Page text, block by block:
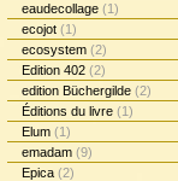
eaudecollage (1)
ecojot (1)
ecosystem (2)
Edition 402 (2)
edition Büchergilde (2)
Éditions du livre (1)
Elum (1)
emadam (9)
Epica (2)